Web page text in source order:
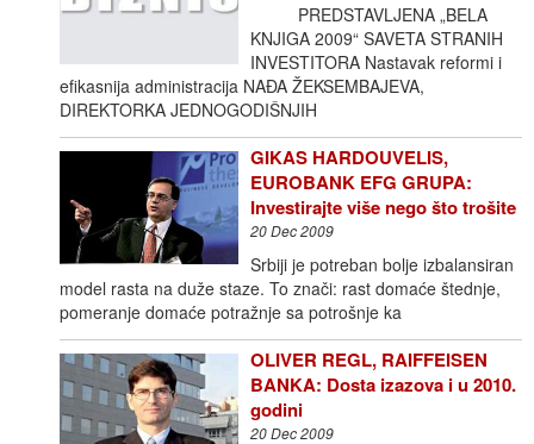
PREDSTAVLJENA „BELA
KNJIGA 2009“ SAVETA STRANIH
INVESTITORA Nastavak reformi i
efikasnija administracija NAĐA ŽEKSEMBAJEVA,
DIREKTORKA JEDNOGODIŠNJIH
GIKAS HARDOUVELIS,
EUROBANK EFG GRUPA:
Investirajte više nego što trošite
20 Dec 2009
Srbiji je potreban bolje izbalansiran
model rasta na duže staze. To znači: rast domaće štednje,
pomeranje domaće potražnje sa potrošnje ka
OLIVER REGL, RAIFFEISEN
BANKA: Dosta izazova i u 2010.
godini
20 Dec 2009